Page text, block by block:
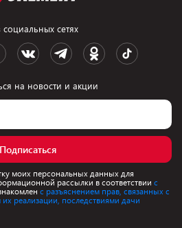
сетях
на новости и акции
Подписаться
моих персональных данных для
рассылки в соответствии с
с разъяснением прав, связанных с
реализации, последствиями дачи